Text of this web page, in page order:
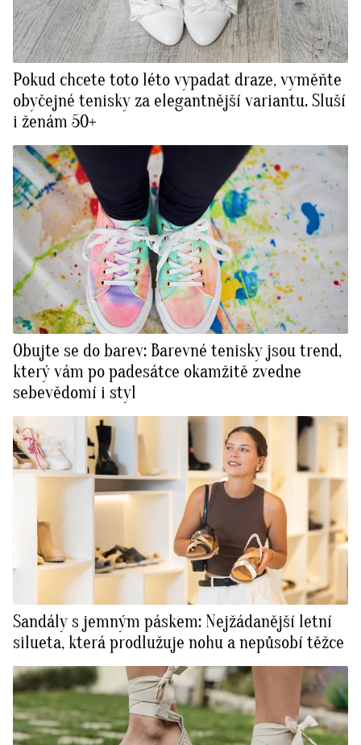
Pokud chcete toto léto vypadat draze, vyměňte
obyčejné tenisky za elegantnější variantu. Sluší
i ženám 50+
Obujte se do barev: Barevné tenisky jsou trend,
který vám po padesátce okamžitě zvedne
sebevědomí i styl
Sandály s jemným páskem: Nejžádanější letní
silueta, která prodlužuje nohu a nepůsobí těžce